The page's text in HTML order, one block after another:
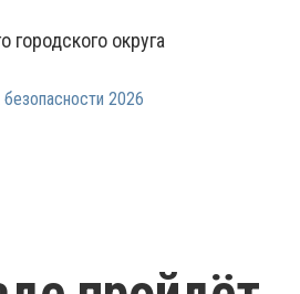
округа
2026